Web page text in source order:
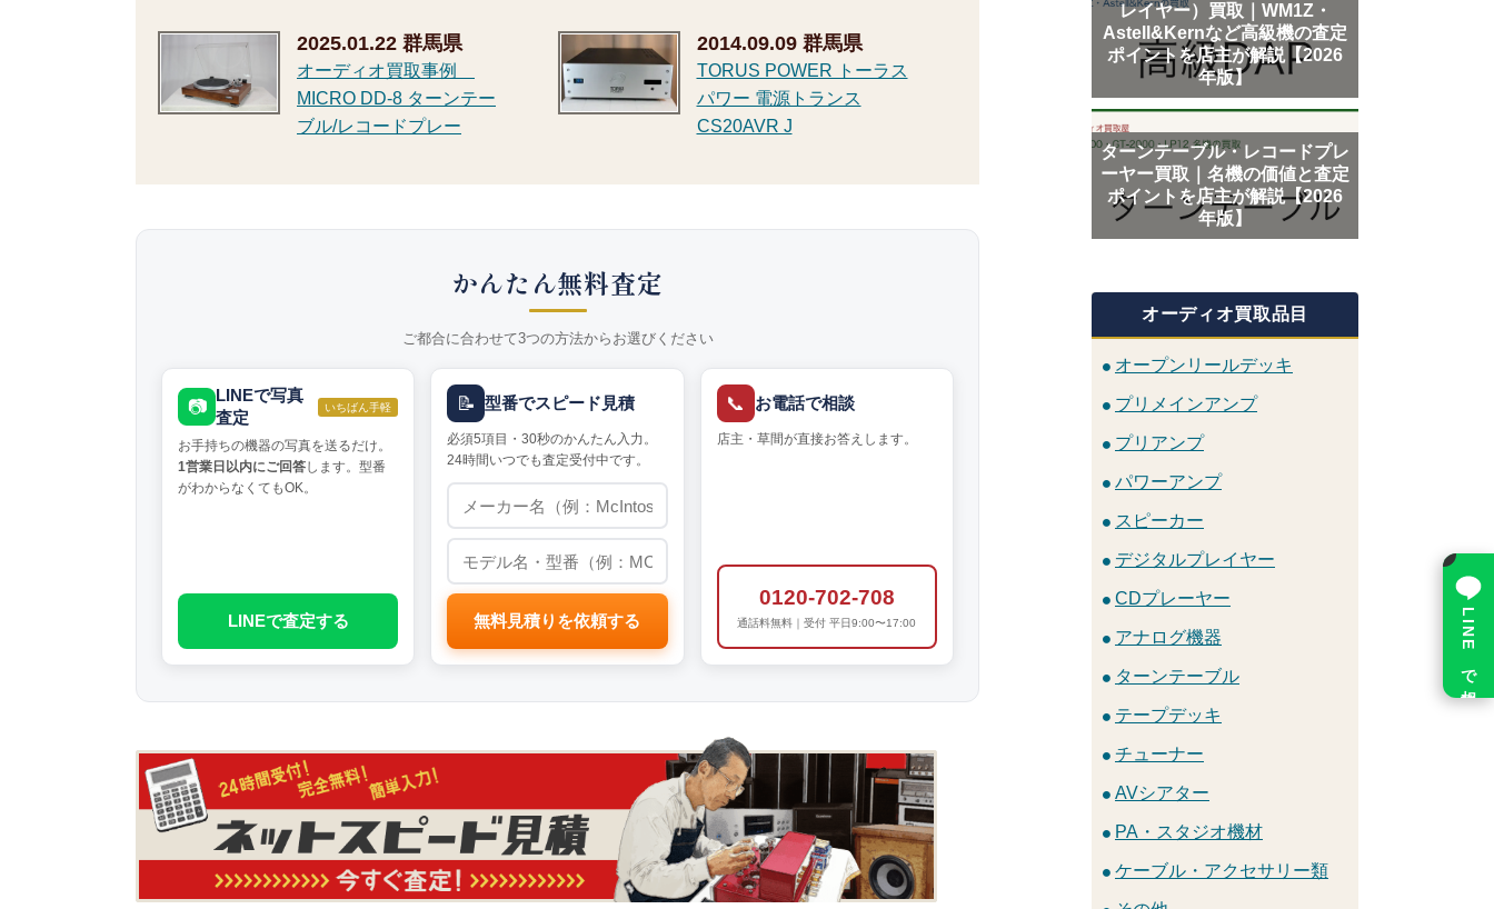
2025.01.22 群馬県
オーディオ買取事例
MICRO DD-8 ターンテー
ブル/レコードプレー
2014.09.09 群馬県
TORUS POWER トーラス
パワー 電源トランス
CS20AVR J
かんたん無料査定
ご都合に合わせて3つの方法からお選びください
📷
LINEで写真
査定
いちばん手軽
お手持ちの機器の写真を送るだけ。
1営業日以内にご回答します。型番
がわからなくてもOK。
LINEで査定する
📝 型番でスピード見積
必須5項目・30秒のかんたん入力。
24時間いつでも査定受付中です。
無料見積りを依頼する
📞 お電話で相談
店主・草間が直接お答えします。
0120-702-708
通話料無料｜受付 平日9:00〜17:00
レイヤー）買取｜WM1Z・
Astell&Kernなど高級機の査定
ポイントを店主が解説【2026
年版】
ターンテーブル・レコードプレ
ーヤー買取｜名機の価値と査定
ポイントを店主が解説【2026
年版】
オーディオ買取品目
オープンリールデッキ
プリメインアンプ
プリアンプ
パワーアンプ
スピーカー
デジタルプレイヤー
CDプレーヤー
アナログ機器
ターンテーブル
テープデッキ
チューナー
AVシアター
PA・スタジオ機材
ケーブル・アクセサリー類
LINE で相談
×